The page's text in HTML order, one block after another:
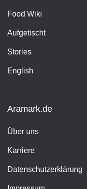
Food Wiki
Aufgetischt
Stories
English
Aramark.de
Über uns
Karriere
Datenschutzerklärung